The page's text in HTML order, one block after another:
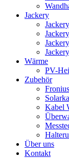
Jackery
Wärme
PV-
Zubehör
Kabel
Über uns
Kontakt